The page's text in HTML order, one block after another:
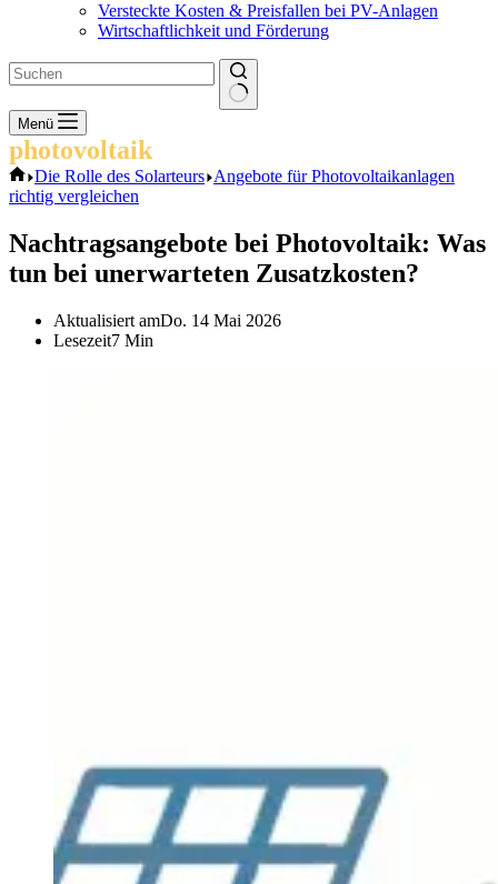
Versteckte Kosten & Preisfallen bei PV-Anlagen
Wirtschaftlichkeit und Förderung
Keine
Ergebnisse
Menü
photovoltaik
Start
Die Rolle des Solarteurs Angebote für Photovoltaikanlagen
richtig vergleichen
Nachtragsangebote bei Photovoltaik: Was
tun bei unerwarteten Zusatzkosten?
Aktualisiert amDo. 14 Mai 2026
Lesezeit7 Min